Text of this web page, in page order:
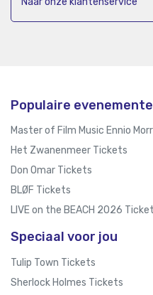
Populaire
Master of Film Music Ennio
Het Zwanenmeer Tickets
Don Omar Tickets
BLØF Tickets
LIVE on the BEACH 2026
Speciaal voor jou
Tulip Town Tickets
Sherlock Holmes Tickets